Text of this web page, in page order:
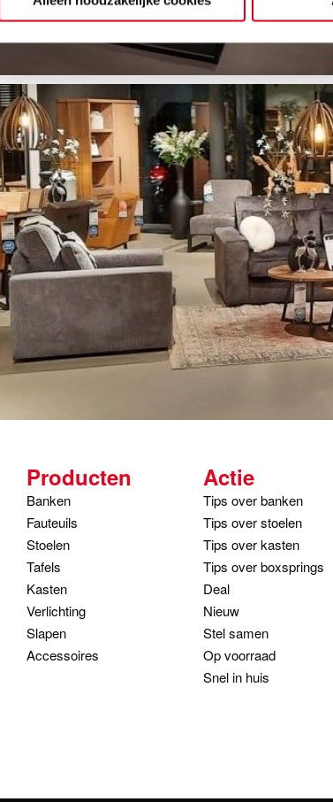
Producten
Banken
Fauteuils
Stoelen
Tafels
Kasten
Verlichting
Slapen
Accessoires
Actie
Tips over banken
Tips over stoelen
Tips over kasten
Tips over boxsprings
Deal
Nieuw
Stel samen
Op voorraad
Snel in huis